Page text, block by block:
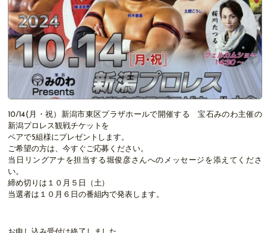
10/14(月・祝）新潟市東区プラザホールで開催する 宝石みのわ主催の
新潟プロレス観戦チケットを
ペアで5組様にプレゼントします。
ご希望の方は、今すぐご応募ください。
当日リングアナを担当する堀俊彦さんへのメッセージを添えてくださ
い。
締め切りは１０月５日（土）
当選者は１０月６日の番組内で発表します。